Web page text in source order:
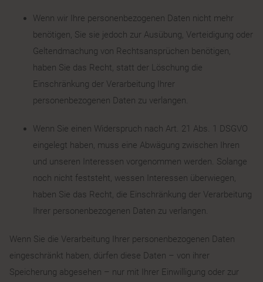
Wenn wir Ihre personenbezogenen Daten nicht mehr
benötigen, Sie sie jedoch zur Ausübung, Verteidigung oder
Geltendmachung von Rechtsansprüchen benötigen,
haben Sie das Recht, statt der Löschung die
Einschränkung der Verarbeitung Ihrer
personenbezogenen Daten zu verlangen.
Wenn Sie einen Widerspruch nach Art. 21 Abs. 1 DSGVO
eingelegt haben, muss eine Abwägung zwischen Ihren
und unseren Interessen vorgenommen werden. Solange
noch nicht feststeht, wessen Interessen überwiegen,
haben Sie das Recht, die Einschränkung der Verarbeitung
Ihrer personenbezogenen Daten zu verlangen.
Wenn Sie die Verarbeitung Ihrer personenbezogenen Daten
eingeschränkt haben, dürfen diese Daten – von ihrer
Speicherung abgesehen – nur mit Ihrer Einwilligung oder zur